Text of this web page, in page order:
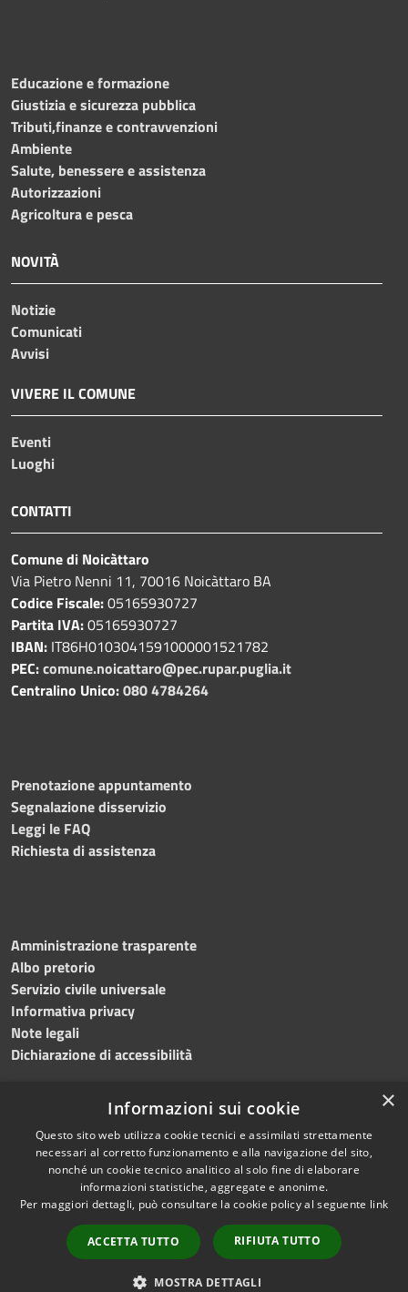
Educazione e formazione
Giustizia e sicurezza pubblica
Tributi,finanze e contravvenzioni
Ambiente
Salute, benessere e assistenza
Autorizzazioni
Agricoltura e pesca
NOVITÀ
Notizie
Comunicati
Avvisi
VIVERE IL COMUNE
Eventi
Luoghi
CONTATTI
Comune di Noicàttaro
Via Pietro Nenni 11, 70016 Noicàttaro BA
Codice Fiscale:05165930727
Partita IVA:05165930727
IBAN: IT86H0103041591000001521782
PEC:comune.noicattaro@pec.rupar.puglia.it
Centralino Unico:080 4784264
Prenotazione appuntamento
Segnalazione disservizio
Leggi le FAQ
Richiesta di assistenza
Amministrazione trasparente
Albo pretorio
Servizio civile universale
Informativa privacy
Note legali
Dichiarazione di accessibilità
RSS
Accessibilità
Cookie
Mappa del sito
Difensore civico
Copyright © 2023 •
Comune di Noicàttaro
Powered byMunicipium
Redazione•Portale
dipendente
WebMail Dipendenti
×
Informazioni sui cookie
Questo sito web utilizza cookie tecnici e assimilati strettamente
necessari al corretto funzionamento e alla navigazione del sito,
nonché un cookie tecnico analitico al solo fine di elaborare
informazioni statistiche, aggregate e anonime.
Per maggiori dettagli, può consultare la cookie policy al seguente link
ACCETTA TUTTO RIFIUTA TUTTO
MOSTRA DETTAGLI